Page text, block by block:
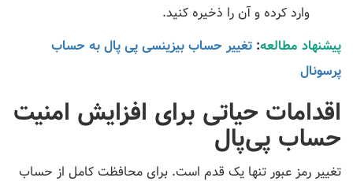
وارد کرده و آن را ذخیره کنید.
پیشنهاد مطالعه: تغییر حساب بیزینسی پی پال به حساب
پرسونال
اقدامات حیاتی برای افزایش امنیت
حساب پی‌پال
تغییر رمز عبور تنها یک قدم است. برای محافظت کامل از حساب